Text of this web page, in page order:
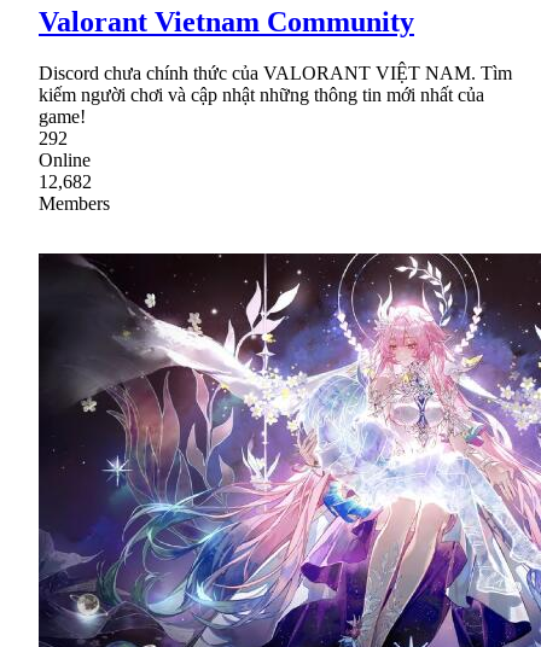
Valorant Vietnam Community
Discord chưa chính thức của VALORANT VIỆT NAM. Tìm
kiếm người chơi và cập nhật những thông tin mới nhất của
game!
292
Online
12,682
Members